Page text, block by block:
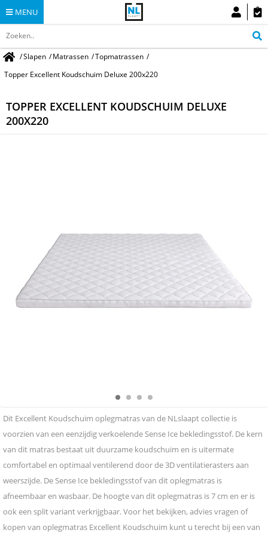
MENU
/Slapen /Matrassen /Topmatrassen /
Topper Excellent Koudschuim Deluxe 200x220
TOPPER EXCELLENT KOUDSCHUIM DELUXE
200X220
Dit Excellent Koudschuim oplegmatras van de NLslaapt collectie is
voorzien van een eenzijdig verkoelende Sense Ice bekledingsstof. De kern
van dit matras bestaat uit duurzame koudschuim en is uitermate
comfortabel en optimaal ventilerend door de 3D ventilatierasters aan
weerszijde. De Sense Ice bekledingsstof van dit oplegmatras is
afneembaar en wasbaar. De hoogte van dit oplegmatras is 7 cm en er is
ook een split variant verkrijgbaar. Voor het bekijken, advies vragen of
kopen van oplegmatras Excellent Koudschuim kunt u terecht bij een van